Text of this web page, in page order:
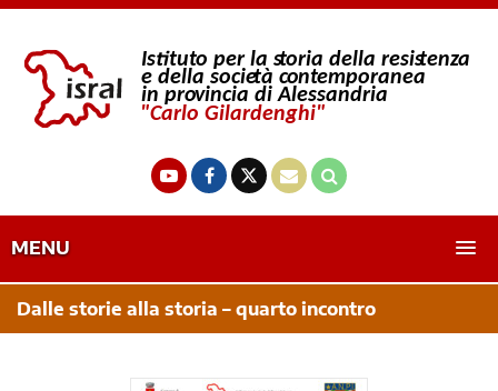
MENU
Dalle storie alla storia – quarto incontro